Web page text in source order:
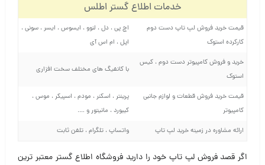
خدمات اطلاع گستر اطلس
قیمت خرید فروش لپ تاپ دست دوم
کارکرده استوک
اچ پی ، دل ، لنوو ، ایسوس ، ایسر ، سونی ،
اپل ، ام اس آی
خرید و فروش کامپیوتر دست دوم ، کیس
استوک
با کانفیگ های مختلف سخت افزاری
قیمت خرید فروش قطعات و لوازم جانبی
کامپیوتر
پرینتر ، اسکنر ، مودم ، اسپیکر ، موس ،
کیبورد ، مانیتور و ….
ارائه مشاوره در زمینه خرید لپ تاپ واتساپ ، تلگرام ، تلفن ثابت
اگر قصد فروش لپ تاپ خود را دارید فروشگاه اطلاع گستر معتبر ترین